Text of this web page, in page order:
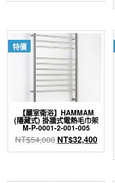
NT$30,800。
特價
【麗室衛浴】HAMMAM
(隱藏式) 掛牆式電熱毛巾架
M-P-0001-2-001-005
NT$54,000 原
始
NT$32,400目
前